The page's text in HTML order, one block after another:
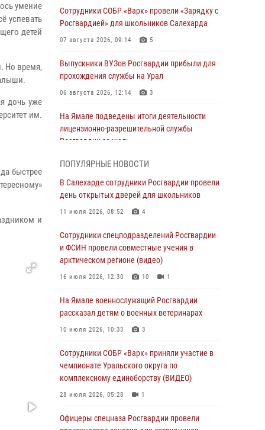
умение
успевать
детей
Но время,
дочь уже
им.
быстрее
и
Сотрудники СОБР «Варк» провели «Зарядку с
Росгвардией» для школьников Салехарда
07 августа 2026, 09:14 5
Выпускники ВУЗов Росгвардии прибыли для
прохождения службы на Урал
06 августа 2026, 12:14 3
На Ямале подведены итоги деятельности
лицензионно-разрешительной службы
Росгвардии за июль
Росгвардия обеспечила общественный
порядок в период празднования Дня ВДВ на
Генерал-полковник Юрий Аверин выступил на
Всероссийском молодёжном
образовательном форуме «Территория
03 августа 2026, 06:54 2
Директор Росгвардии Герой России генерал
специалистов подразделений тыла с
профессиональным праздником
01 августа 2026, 11:28
мастерство на Ямале
ПОПУЛЯРНЫЕ НОВОСТИ
В Салехарде сотрудники Росгвардии провели
день открытых дверей для школьников
11 июля 2026, 08:52 4
Сотрудники спецподразделений Росгвардии
и ФСИН провели совместные учения в
арктическом регионе (видео)
16 июля 2026, 12:30 10 1
На Ямале военнослужащий Росгвардии
рассказал детям о военных ветеринарах
10 июля 2026, 10:33 3
Сотрудники СОБР «Варк» приняли участие в
чемпионате Уральского округа по
комплексному единоборству (ВИДЕО)
28 июля 2026, 05:28 1
Офицеры спецназа Росгвардии провели